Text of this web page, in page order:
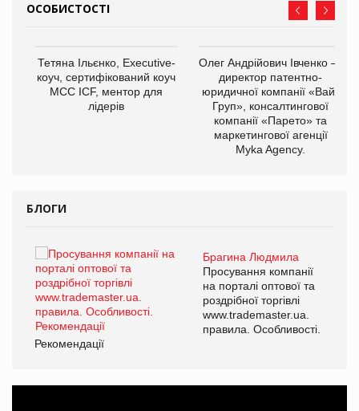
ОСОБИСТОСТІ
Тетяна Ільєнко, Executive-
коуч, сертифікований коуч
МСС ICF, ментор для
лідерів
Олег Андрійович Івченко —
директор патентно-
юридичної компанії «Вайз
Груп», консалтингової
компанії «Парето» та
маркетингової агенції
Myka Agency.
БЛОГИ
Брагина Людмила
Просування компанії
на порталі оптової та
роздрібної торгівлі
www.trademaster.ua.
правила. Особливості.
Рекомендації